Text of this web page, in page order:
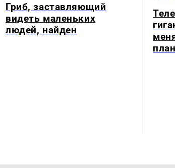
Гриб, заставляющий
видеть маленьких
людей, найден